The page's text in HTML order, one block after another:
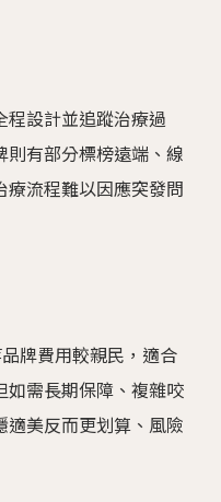
程設計並追蹤治療過
則有部分標榜遠端、線
療流程難以因應突發問
牌費用較親民，適合
如需長期保障、複雜咬
適美反而更划算、風險